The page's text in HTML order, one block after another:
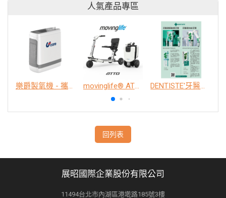
人氣產品專區
樂爵製氧機 - 攜帶型 movinglife® ATTO新世代電動代步車 經典款 DENTISTE'牙醫選極敏感牙膏、抗蛀牙膏
回列表
展昭國際企業股份有限公司
11494台北市內湖區港墘路185號3樓